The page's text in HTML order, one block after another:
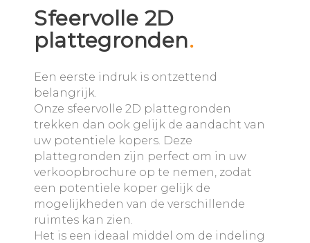
Sfeervolle 2D
plattegronden.
Een eerste indruk is ontzettend
belangrijk.
Onze sfeervolle 2D plattegronden
trekken dan ook gelijk de aandacht van
uw potentiele kopers. Deze
plattegronden zijn perfect om in uw
verkoopbrochure op te nemen, zodat
een potentiele koper gelijk de
mogelijkheden van de verschillende
ruimtes kan zien.
Het is een ideaal middel om de indeling